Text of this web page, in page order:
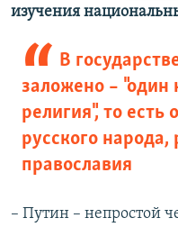
изучения
В
заложено – "один
религия", то есть
русского народа,
православия
– Путин – непростой